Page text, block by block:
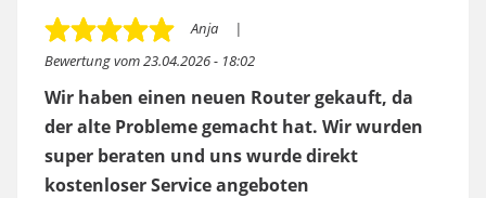
Bewertung vom23.04.2026 - 18:02
Anja
Wir haben einen neuen Router gekauft, da
der alte Probleme gemacht hat. Wir wurden
super beraten und uns wurde direkt
kostenloser Service angeboten